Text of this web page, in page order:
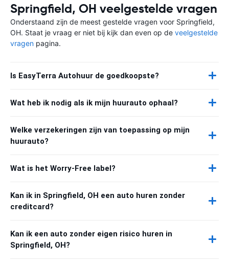
Springfield, OH veelgestelde vragen
Onderstaand zijn de meest gestelde vragen voor Springfield,
OH. Staat je vraag er niet bij kijk dan even op de veelgestelde
vragen pagina.
Is EasyTerra Autohuur de goedkoopste?
Wat heb ik nodig als ik mijn huurauto ophaal?
Welke verzekeringen zijn van toepassing op mijn
huurauto?
Wat is het Worry-Free label?
Kan ik in Springfield, OH een auto huren zonder
creditcard?
Kan ik een auto zonder eigen risico huren in
Springfield, OH?